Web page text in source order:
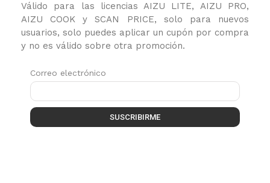
Válido para las licencias AIZU LITE, AIZU PRO,
AIZU COOK y SCAN PRICE, solo para nuevos
usuarios, solo puedes aplicar un cupón por compra
y no es válido sobre otra promoción.
Correo electrónico
SUSCRIBIRME